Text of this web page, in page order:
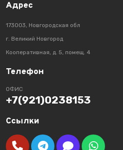
Адрес
173003, Новгородская обл
г. Великий Новгород
Кооперативная, д. 5, помещ. 4
Телефон
ОФИС
+7(921)0238153
Ссылки